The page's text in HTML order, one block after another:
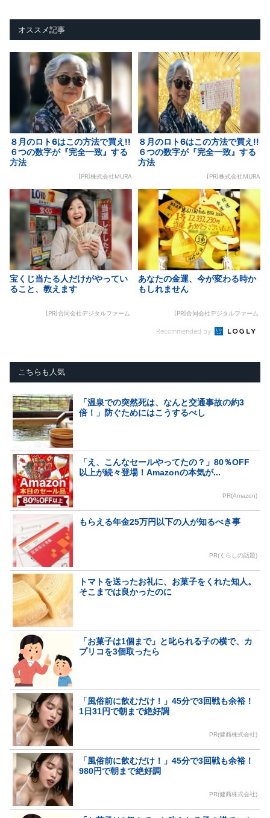
オススメ記事
８月のロト6はこの方法で買え!!
６つの数字が『完全一致』する
方法
[PR]株式会社MURA
８月のロト6はこの方法で買え!!
６つの数字が『完全一致』する
方法
[PR]株式会社MURA
宝くじ当たる人だけがやってい
ること、教えます
[PR]合同会社デジタルファーム
あなたの金運、今が変わる時か
もしれません
[PR]合同会社デジタルファーム
Recommended by
こちらも人気
「温泉での突然死は、なんと交通事故の約3
倍！」防ぐためにはこうするべし
「え、こんなセールやってたの？」80％OFF
以上が続々登場！Amazonの本気が...
PR(Amazon)
もらえる年金25万円以下の人が知るべき事
PR(くらしの話題)
トマトを送ったお礼に、お菓子をくれた知人。
そこまでは良かったのに
「お菓子は1個まで」と叱られる子の横で、カ
プリコを3個取ったら
「風俗前に飲むだけ！」45分で3回戦も余裕！
1日31円で朝まで絶好調
PR(健商株式会社)
「風俗前に飲むだけ！」45分で3回戦も余裕！
980円で朝まで絶好調
PR(健商株式会社)